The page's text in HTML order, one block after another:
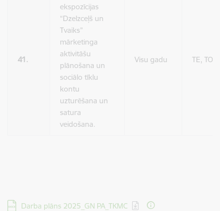
41.
ekspozīcijas
“Dzelzceļš un
Tvaiks”
mārketinga
aktivitāšu
plānošana un
sociālo tīklu
kontu
uzturēšana un
satura
veidošana.
Visu gadu TE, TO
Lejupielādēt:
Darba plāns 2025_GN PA_TKMC